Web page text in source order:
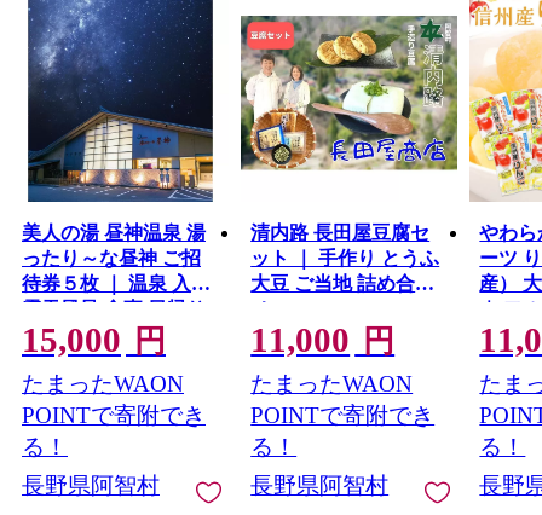
県歌「信濃の国」に歌われている「園原の里」、360度の
眺望が楽しめる富士見台高原、ヘブンスそのはら（スキ
ー場、高原リゾート）、治部坂高原、あららぎ高原（散
策、スキー場）など通年を通して観光客でにぎわってい
ます。
美人の湯 昼神温泉 湯
ったり～な昼神 ご招
待券５枚 ｜ 温泉 入浴
露天風呂 食事 日帰り
温泉 信州 長野
15,000 円
たまったWAON
POINTで寄附でき
る！
長野県阿智村
清内路 長田屋豆腐セ
ット ｜ 手作り とうふ
大豆 ご当地 詰め合わ
せ
11,000 円
たまったWAON
POINTで寄附でき
る！
長野県阿智村
やわら
ーツ
産）
｜ フ
つま
分け
たま
る！
長野